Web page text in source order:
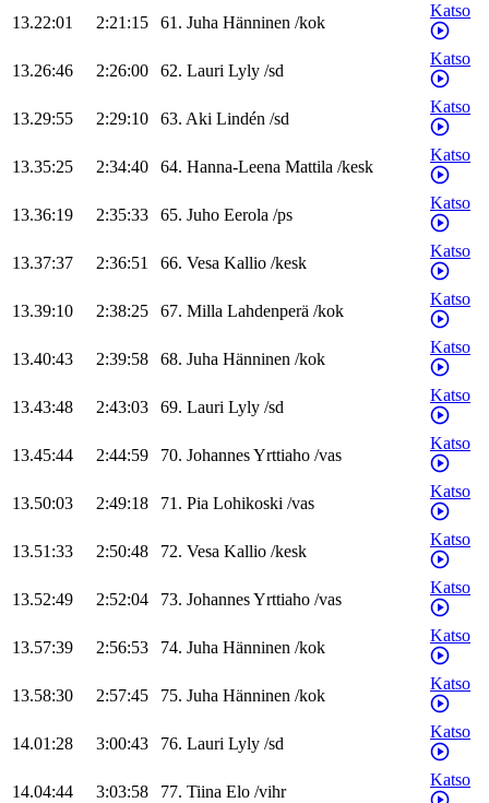
13.22:01 2:21:15 61. Juha Hänninen /kok
Katso
13.26:46 2:26:00 62. Lauri Lyly /sd
Katso
13.29:55 2:29:10 63. Aki Lindén /sd
Katso
13.35:25 2:34:40 64. Hanna-Leena Mattila /kesk
Katso
13.36:19 2:35:33 65. Juho Eerola /ps
Katso
13.37:37 2:36:51 66. Vesa Kallio /kesk
Katso
13.39:10 2:38:25 67. Milla Lahdenperä /kok
Katso
13.40:43 2:39:58 68. Juha Hänninen /kok
Katso
13.43:48 2:43:03 69. Lauri Lyly /sd
Katso
13.45:44 2:44:59 70. JohannesYrttiaho /vas
Katso
13.50:03 2:49:18 71. Pia Lohikoski /vas
Katso
13.51:33 2:50:48 72. Vesa Kallio /kesk
Katso
13.52:49 2:52:04 73. JohannesYrttiaho /vas
Katso
13.57:39 2:56:53 74. Juha Hänninen /kok
Katso
13.58:30 2:57:45 75. Juha Hänninen /kok
Katso
14.01:28 3:00:43 76. Lauri Lyly /sd
Katso
14.04:44 3:03:58 77. Tiina Elo /vihr
Katso